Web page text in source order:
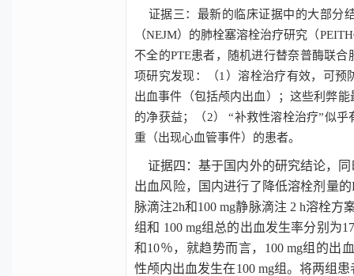
证据三：最新的临床证据中的大部分
（NEJM）的肺栓塞溶栓治疗研究（
不全的PTE患者，随机进行替奈普酶联合
项研究发现：（1 ）溶栓治疗有效，可预
出血事件（包括颅内出血）；这些利弊
的净获益；（ 2） “补救性溶栓治疗”似乎
重（出现心血管事件）的患者。
证据四：基于国内外的研究结论，同
出血风险，国内进行了降低溶栓剂量的
脉滴注2h和100 mg静脉滴注 2 h溶栓方
组和 100 mg组总的出血发生率分别为17
和10％，就趋势而言， 100 mg组的出
性颅内出血发生在100 mg组。将两组患